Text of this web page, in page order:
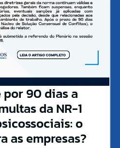
por 90 dias a
da NR-1
o
as empresas?